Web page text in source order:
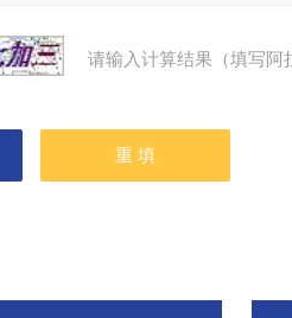
请输入计算结果（填写阿